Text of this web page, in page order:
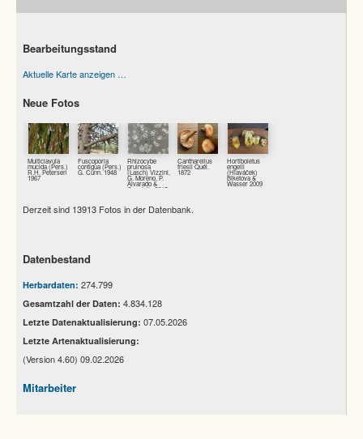
Bearbeitungsstand
Aktuelle Karte anzeigen …
Neue Fotos
Multiclavula
mucida (Pers.)
R.H. Petersen
1967
Fuscoporia
contigua (Pers.)
G. Cunn. 1948
Rhizocybe
pruinosa
(Lasch) Vizzini,
G. Moreno, P.
Alvarado &
Consiglio 2015
Cantharellus
friesii Quél.
1872
Hortiboletus
engelii
(Hlaváček)
Biketova &
Wasser 2009
Derzeit sind 13913 Fotos in der Datenbank.
Datenbestand
Herbardaten: 274.799
Gesamtzahl der Daten: 4.834.128
Letzte Datenaktualisierung: 07.05.2026
Letzte Artenaktualisierung:
(Version 4.60) 09.02.2026
Mitarbeiter